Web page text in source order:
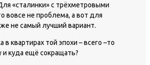
«сталинки» с трёхметровыми
вовсе не проблема, а вот для
не самый лучший вариант.
в квартирах той эпохи – всего –то
и куда ещё сокращать?